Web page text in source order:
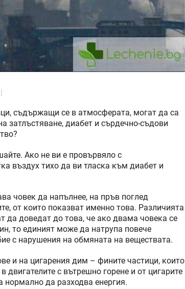
съдържащи се в атмосферата, могат да са
затлъстяване, диабет и сърдечно-съдови
Ако не ви е провървяло с
въздух тихо да ви тласка към диабет и
човек да напълнее, на пръв поглед
от които показват именно това. Различията
да доведат до това, че ако двама човека се
то единият може да натрупа повече
с нарушения на обмяната на веществата.
и на цигарения дим – фините частици, които
двигателите с вътрешно горене и от цигарите
нормално да разходва енергия.